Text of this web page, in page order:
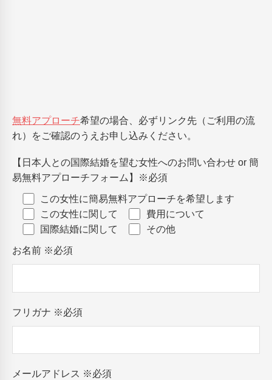
無料アプローチ希望の場合、必ずリンク先（ご利用の流
れ）をご確認のうえお申し込みください。
【日本人との国際結婚を望む女性へのお問い合わせ or 簡
易無料アプローチフォーム】
※必須
この女性に簡易無料アプローチを希望します
この女性に関して
費用について
国際結婚に関して
その他
お名前 ※必須
フリガナ ※必須
メールアドレス ※必須